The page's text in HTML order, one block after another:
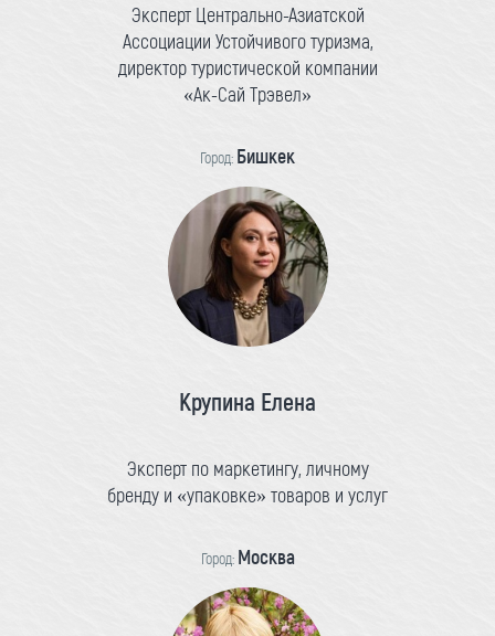
Эксперт Центрально-Азиатской
Ассоциации Устойчивого туризма,
директор туристической компании
«Ак-Сай Трэвел»
Город: Бишкек
Крупина Елена
Эксперт по маркетингу, личному
бренду и «упаковке» товаров и услуг
Город: Москва